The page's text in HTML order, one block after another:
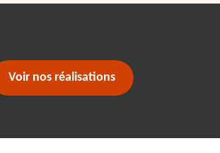
Voir nos réalisations